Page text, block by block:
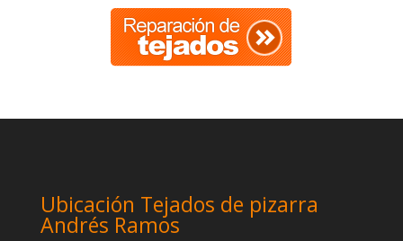
Ubicación Tejados de pizarra
Andrés Ramos